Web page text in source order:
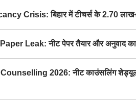
Crisis: बिहार में टीचर्स के 2.70
Leak: नीट पेपर तैयार और अनुवाद
2026: नीट काउंसलिंग शेड्यूल